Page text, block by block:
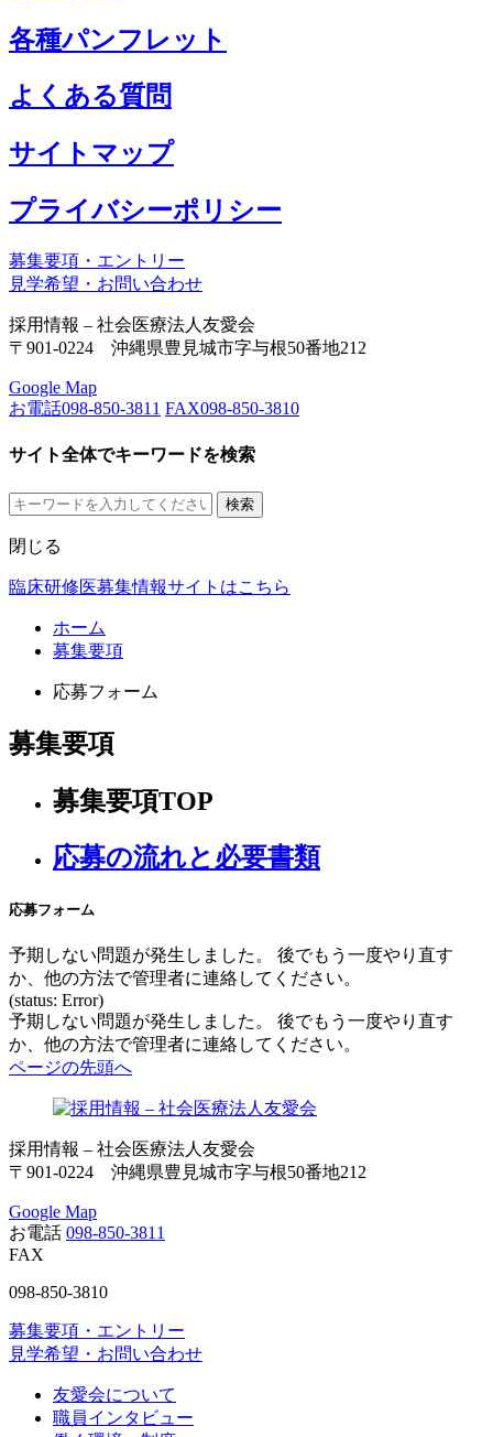
各種パンフレット
よくある質問
サイトマップ
プライバシーポリシー
募集要項・エントリー
見学希望・お問い合わせ
採用情報 – 社会医療法人友愛会
〒901-0224 沖縄県豊見城市字与根50番地212
Google Map
お電話098-850-3811 FAX098-850-3810
サイト全体でキーワードを検索
検索
閉じる
臨床研修医募集情報サイトはこちら
ホーム
募集要項
応募フォーム
募集要項
募集要項TOP
応募の流れと必要書類
応募フォーム
予期しない問題が発生しました。 後でもう一度やり直す
か、他の方法で管理者に連絡してください。
(status: Error)
予期しない問題が発生しました。 後でもう一度やり直す
か、他の方法で管理者に連絡してください。
ページの先頭へ
採用情報 – 社会医療法人友愛会
〒901-0224 沖縄県豊見城市字与根50番地212
Google Map
お電話 098-850-3811
FAX
098-850-3810
募集要項・エントリー
見学希望・お問い合わせ
友愛会について
職員インタビュー